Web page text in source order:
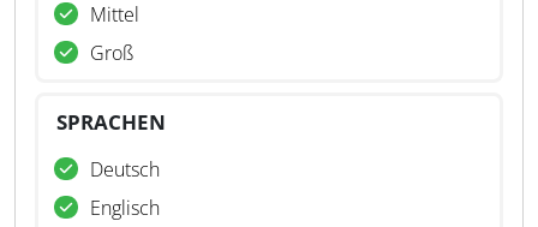
Mittel
Groß
SPRACHEN
Deutsch
Englisch